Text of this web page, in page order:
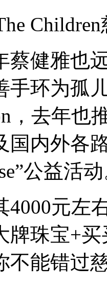
蔡健雅也
手环为孤
，去年也
国内外各
公益活动
4000元左
牌珠宝+
不能错过